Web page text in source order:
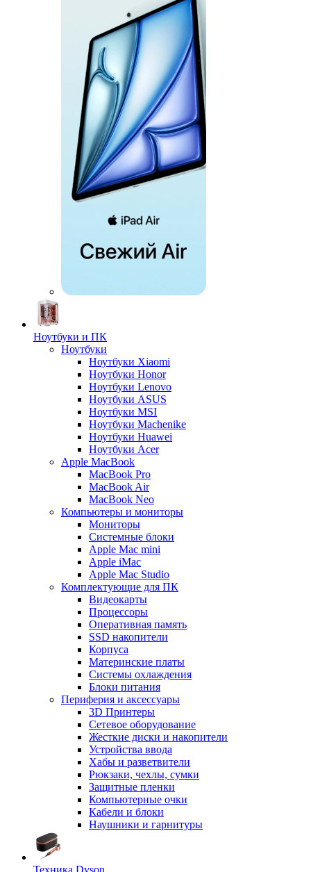
Ноутбуки и ПК
Ноутбуки
Ноутбуки Xiaomi
Ноутбуки Honor
Ноутбуки Lenovo
Ноутбуки ASUS
Ноутбуки MSI
Ноутбуки Machenike
Ноутбуки Huawei
Ноутбуки Acer
Apple MacBook
MacBook Pro
MacBook Air
MacBook Neo
Компьютеры и мониторы
Мониторы
Системные блоки
Apple Mac mini
Apple iMac
Apple Mac Studio
Комплектующие для ПК
Видеокарты
Процессоры
Оперативная память
SSD накопители
Корпуса
Материнские платы
Системы охлаждения
Блоки питания
Периферия и аксессуары
3D Принтеры
Сетевое оборудование
Жесткие диски и накопители
Устройства ввода
Хабы и разветвители
Рюкзаки, чехлы, сумки
Защитные пленки
Компьютерные очки
Кабели и блоки
Наушники и гарнитуры
Техника Dyson